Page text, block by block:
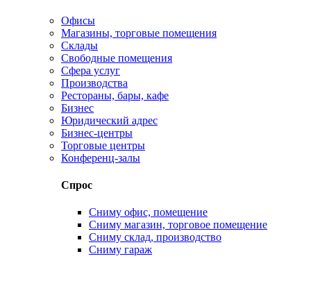
Офисы
Магазины, торговые помещения
Склады
Свободные помещения
Сфера услуг
Производства
Рестораны, бары, кафе
Бизнес
Юридический адрес
Бизнес-центры
Торговые центры
Конференц-залы
Спрос
Сниму офис, помещение
Сниму магазин, торговое помещение
Сниму склад, производство
Сниму гараж